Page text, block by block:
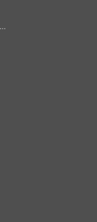
Επαγγελματικά δείπνα και εταιρικές συναντήσεις